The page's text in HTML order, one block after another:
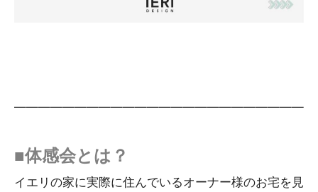
■体感会とは？
イエリの家に実際に住んでいるオーナー様のお宅を見